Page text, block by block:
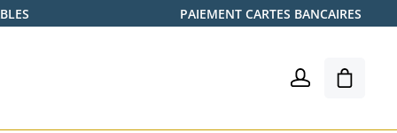
PAIEMENT CARTES BANCAIRES
Le